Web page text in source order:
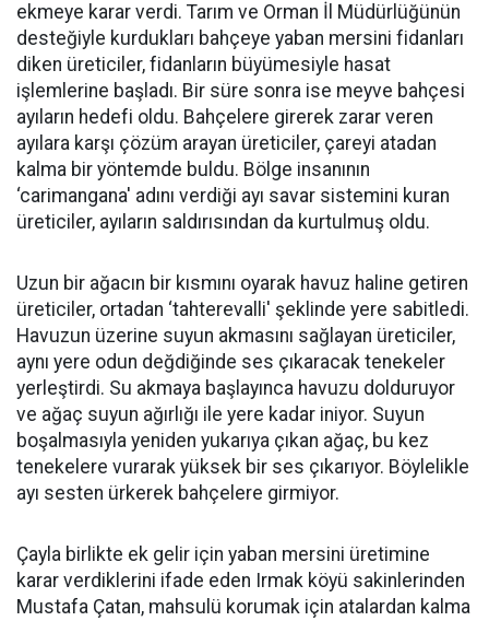
ekmeye karar verdi. Tarım ve Orman İl Müdürlüğünün
desteğiyle kurdukları bahçeye yaban mersini fidanları
diken üreticiler, fidanların büyümesiyle hasat
işlemlerine başladı. Bir süre sonra ise meyve bahçesi
ayıların hedefi oldu. Bahçelere girerek zarar veren
ayılara karşı çözüm arayan üreticiler, çareyi atadan
kalma bir yöntemde buldu. Bölge insanının
‘carimangana' adını verdiği ayı savar sistemini kuran
üreticiler, ayıların saldırısından da kurtulmuş oldu.
Uzun bir ağacın bir kısmını oyarak havuz haline getiren
üreticiler, ortadan ‘tahterevalli' şeklinde yere sabitledi.
Havuzun üzerine suyun akmasını sağlayan üreticiler,
aynı yere odun değdiğinde ses çıkaracak tenekeler
yerleştirdi. Su akmaya başlayınca havuzu dolduruyor
ve ağaç suyun ağırlığı ile yere kadar iniyor. Suyun
boşalmasıyla yeniden yukarıya çıkan ağaç, bu kez
tenekelere vurarak yüksek bir ses çıkarıyor. Böylelikle
ayı sesten ürkerek bahçelere girmiyor.
Çayla birlikte ek gelir için yaban mersini üretimine
karar verdiklerini ifade eden Irmak köyü sakinlerinden
Mustafa Çatan, mahsulü korumak için atalardan kalma